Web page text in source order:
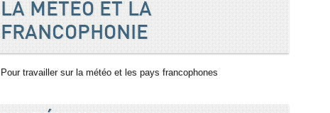
LA MÉTÉO ET LA
FRANCOPHONIE
Pour travailler sur la météo et les pays francophones